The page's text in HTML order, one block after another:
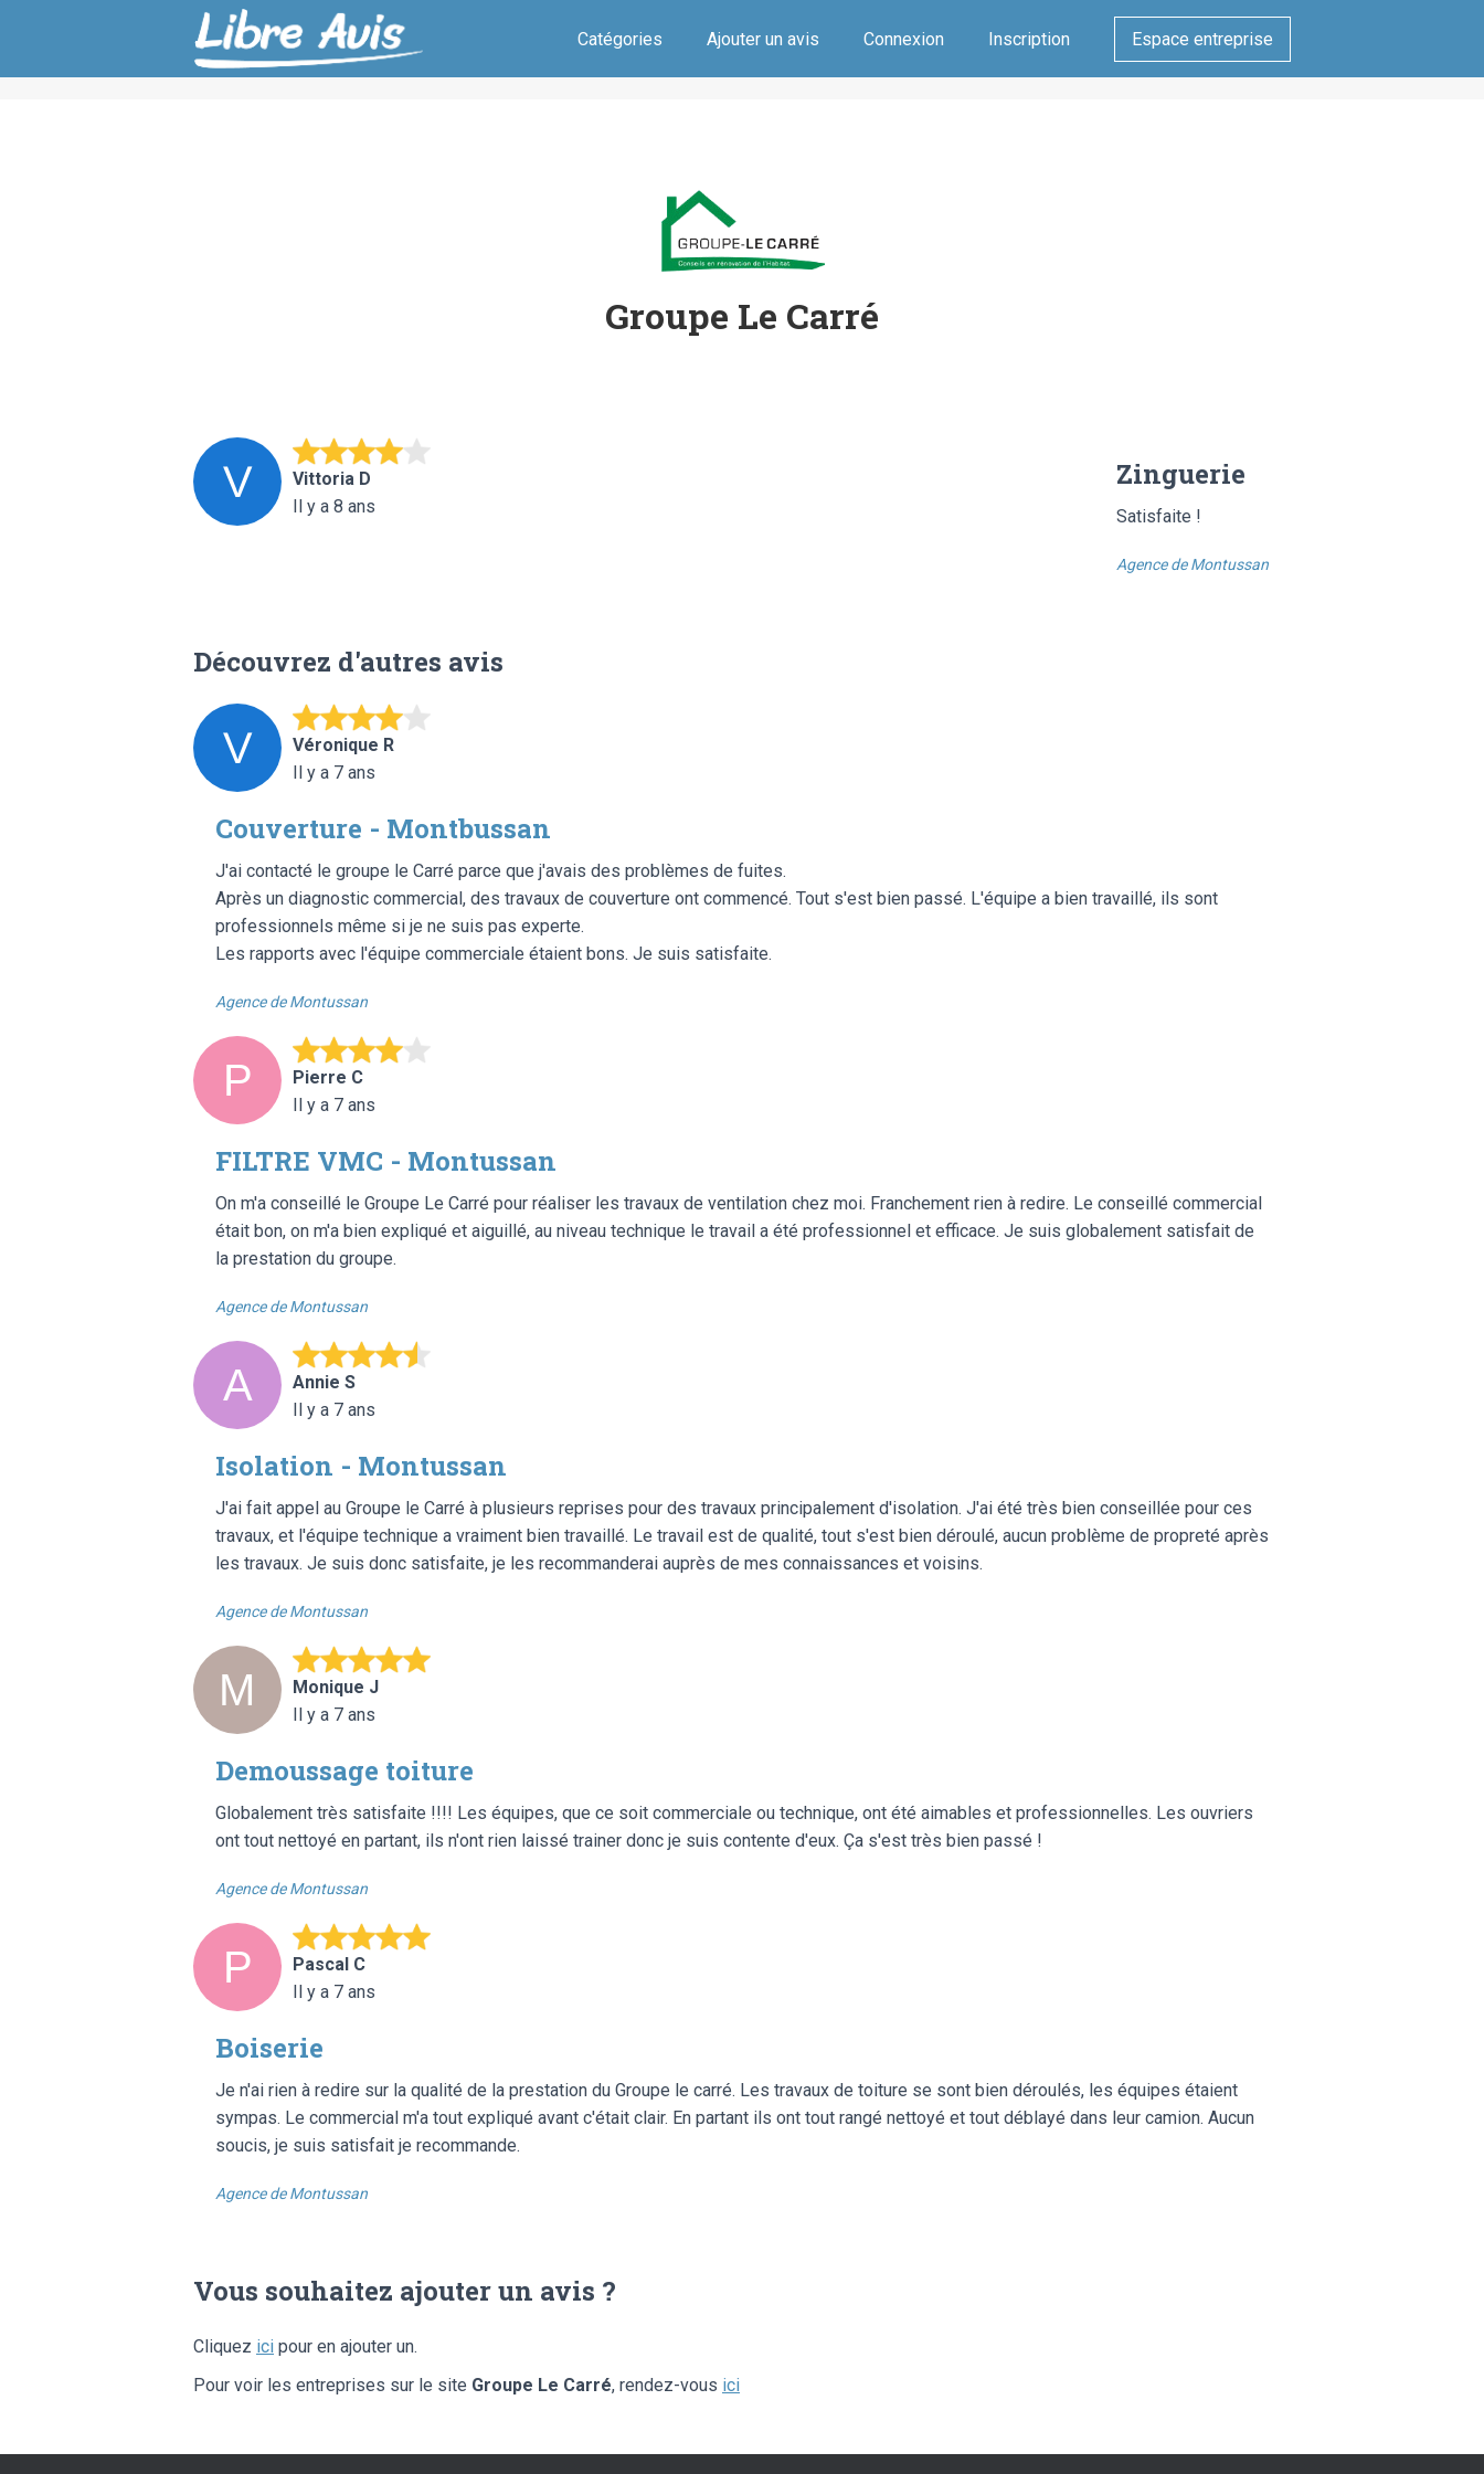
Catégories Ajouter un avis Connexion Inscription Espace entreprise
Groupe Le Carré
Vittoria D
Il y a 8 ans
Zinguerie
Satisfaite !
Agence de Montussan
Découvrez d'autres avis
Véronique R
Il y a 7 ans
Couverture - Montbussan
J'ai contacté le groupe le Carré parce que j'avais des problèmes de fuites.
Après un diagnostic commercial, des travaux de couverture ont commencé. Tout s'est bien passé. L'équipe a bien travaillé, ils sont
professionnels même si je ne suis pas experte.
Les rapports avec l'équipe commerciale étaient bons. Je suis satisfaite.
Agence de Montussan
Pierre C
Il y a 7 ans
FILTRE VMC - Montussan
On m'a conseillé le Groupe Le Carré pour réaliser les travaux de ventilation chez moi. Franchement rien à redire. Le conseillé commercial
était bon, on m'a bien expliqué et aiguillé, au niveau technique le travail a été professionnel et efficace. Je suis globalement satisfait de
la prestation du groupe.
Agence de Montussan
Annie S
Il y a 7 ans
Isolation - Montussan
J'ai fait appel au Groupe le Carré à plusieurs reprises pour des travaux principalement d'isolation. J'ai été très bien conseillée pour ces
travaux, et l'équipe technique a vraiment bien travaillé. Le travail est de qualité, tout s'est bien déroulé, aucun problème de propreté après
les travaux. Je suis donc satisfaite, je les recommanderai auprès de mes connaissances et voisins.
Agence de Montussan
Monique J
Il y a 7 ans
Demoussage toiture
Globalement très satisfaite !!!! Les équipes, que ce soit commerciale ou technique, ont été aimables et professionnelles. Les ouvriers
ont tout nettoyé en partant, ils n'ont rien laissé trainer donc je suis contente d'eux. Ça s'est très bien passé !
Agence de Montussan
Pascal C
Il y a 7 ans
Boiserie
Je n'ai rien à redire sur la qualité de la prestation du Groupe le carré. Les travaux de toiture se sont bien déroulés, les équipes étaient
sympas. Le commercial m'a tout expliqué avant c'était clair. En partant ils ont tout rangé nettoyé et tout déblayé dans leur camion. Aucun
soucis, je suis satisfait je recommande.
Agence de Montussan
Vous souhaitez ajouter un avis ?
Cliquez ici pour en ajouter un.
Pour voir les entreprises sur le site Groupe Le Carré, rendez-vous ici